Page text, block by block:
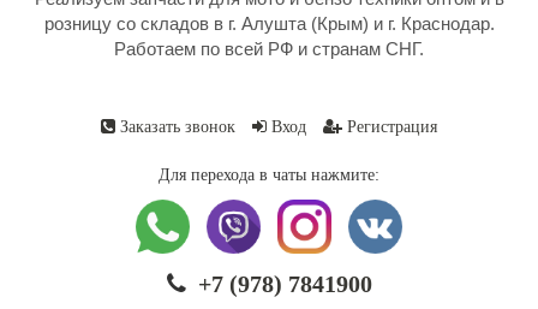
розницу со складов в г. Алушта (Крым) и г. Краснодар.
Работаем по всей РФ и странам СНГ.
Заказать звонок Вход Регистрация
Для перехода в чаты нажмите:
+7 (978) 7841900